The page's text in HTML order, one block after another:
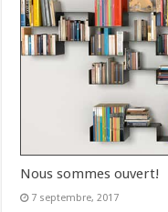
Nous sommes ouvert!
7 septembre, 2017